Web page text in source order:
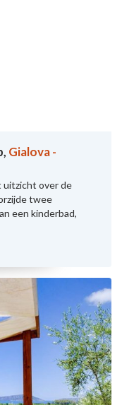
Gialova -
uitzicht over de
twee
een kinderbad,